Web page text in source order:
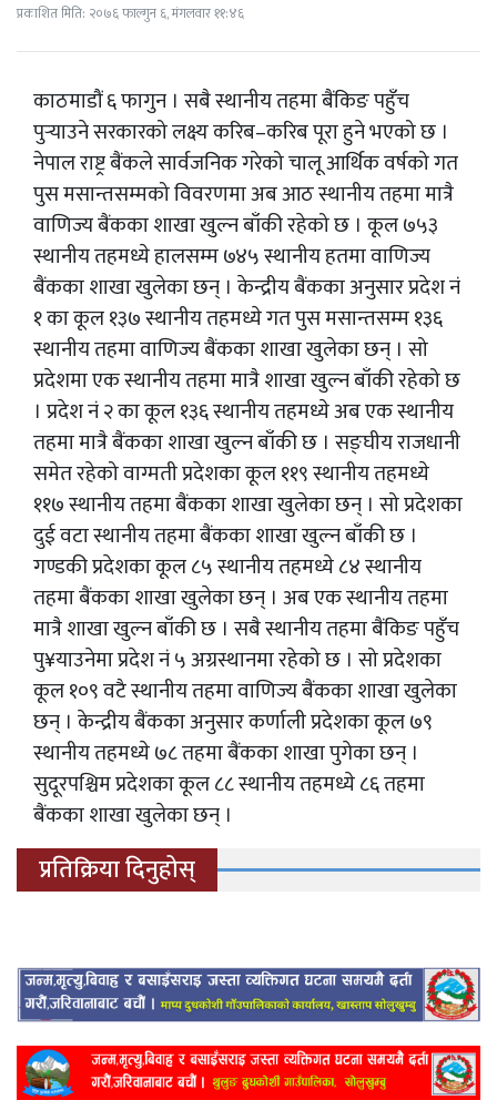
प्रकाशित मिति: २०७६ फाल्गुन ६, मंगलवार ११:४६
काठमाडौं ६ फागुन । सबै स्थानीय तहमा बैंकिङ पहुँच
पुर्‍याउने सरकारको लक्ष्य करिब–करिब पूरा हुने भएको छ ।
नेपाल राष्ट्र बैंकले सार्वजनिक गरेको चालू आर्थिक वर्षको गत
पुस मसान्तसम्मको विवरणमा अब आठ स्थानीय तहमा मात्रै
वाणिज्य बैंकका शाखा खुल्न बाँकी रहेको छ । कूल ७५३
स्थानीय तहमध्ये हालसम्म ७४५ स्थानीय हतमा वाणिज्य
बैंकका शाखा खुलेका छन् । केन्द्रीय बैंकका अनुसार प्रदेश नं
१ का कूल १३७ स्थानीय तहमध्ये गत पुस मसान्तसम्म १३६
स्थानीय तहमा वाणिज्य बैंकका शाखा खुलेका छन् । सो
प्रदेशमा एक स्थानीय तहमा मात्रै शाखा खुल्न बाँकी रहेको छ
। प्रदेश नं २ का कूल १३६ स्थानीय तहमध्ये अब एक स्थानीय
तहमा मात्रै बैंकका शाखा खुल्न बाँकी छ । सङ्घीय राजधानी
समेत रहेको वाग्मती प्रदेशका कूल ११९ स्थानीय तहमध्ये
११७ स्थानीय तहमा बैंकका शाखा खुलेका छन् । सो प्रदेशका
दुई वटा स्थानीय तहमा बैंकका शाखा खुल्न बाँकी छ ।
गण्डकी प्रदेशका कूल ८५ स्थानीय तहमध्ये ८४ स्थानीय
तहमा बैंकका शाखा खुलेका छन् । अब एक स्थानीय तहमा
मात्रै शाखा खुल्न बाँकी छ । सबै स्थानीय तहमा बैंकिङ पहुँच
पु¥याउनेमा प्रदेश नं ५ अग्रस्थानमा रहेको छ । सो प्रदेशका
कूल १०९ वटै स्थानीय तहमा वाणिज्य बैंकका शाखा खुलेका
छन् । केन्द्रीय बैंकका अनुसार कर्णाली प्रदेशका कूल ७९
स्थानीय तहमध्ये ७८ तहमा बैंकका शाखा पुगेका छन् ।
सुदूरपश्चिम प्रदेशका कूल ८८ स्थानीय तहमध्ये ८६ तहमा
बैंकका शाखा खुलेका छन् ।
प्रतिक्रिया दिनुहोस्